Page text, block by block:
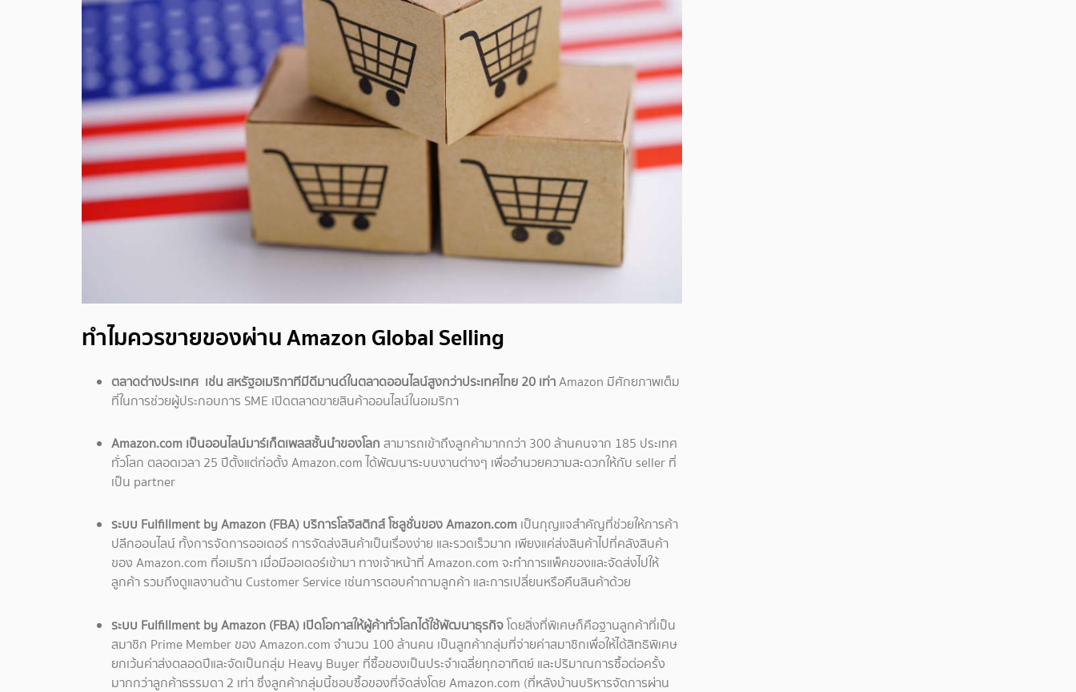
ทำไมควรขายของผ่าน Amazon Global Selling
ตลาดต่างประเทศ เช่น สหรัฐอเมริกาทีมีดีมานด์ในตลาดออนไลน์สูงกว่าประเทศไทย 20 เท่าAmazon มีศักยภาพเต็ม
ที่ในการช่วยผู้ประกอบการ SME เปิดตลาดขายสินค้าออนไลน์ในอเมริกา
Amazon.com เป็นออนไลน์มาร์เก็ตเพลสชั้นนำของโลก สามารถเข้าถึงลูกค้ามากกว่า 300 ล้านคนจาก 185 ประเทศ
ทั่วโลก ตลอดเวลา 25 ปีตั้งแต่ก่อตั้ง Amazon.com ได้พัฒนาระบบงานต่างๆ เพื่ออำนวยความสะดวกให้กับ seller ที่
เป็น partner
ระบบ Fulfillment by Amazon (FBA) บริการโลจิสติกส์ โซลูชั่นของ Amazon.com เป็นกุญแจสำคัญที่ช่วยให้การค้า
ปลีกออนไลน์ ทั้งการจัดการออเดอร์ การจัดส่งสินค้าเป็นเรื่องง่าย และรวดเร็วมาก เพียงแค่ส่งสินค้าไปที่คลังสินค้า
ของ Amazon.com ที่อเมริกา เมื่อมีออเดอร์เข้ามา ทางเจ้าหน้าที่ Amazon.com จะทำการแพ็คของและจัดส่งไปให้
ลูกค้า รวมถึงดูแลงานด้าน Customer Service เช่นการตอบคำถามลูกค้า และการเปลี่ยนหรือคืนสินค้าด้วย
ระบบ Fulfillment by Amazon (FBA) เปิดโอกาสให้ผู้ค้าทั่วโลกได้ใช้พัฒนาธุรกิจโดยสิ่งที่พิเศษก็คือฐานลูกค้าที่เป็น
สมาชิก Prime Member ของ Amazon.com จำนวน 100 ล้านคน เป็นลูกค้ากลุ่มที่จ่ายค่าสมาชิกเพื่อให้ได้สิทธิพิเศษ
ยกเว้นค่าส่งตลอดปีและจัดเป็นกลุ่ม Heavy Buyer ที่ซื้อของเป็นประจำเฉลี่ยทุกอาทิตย์ และปริมาณการซื้อต่อครั้ง
มากกว่าลูกค้าธรรมดา 2 เท่า ซึ่งลูกค้ากลุ่มนี้ชอบซื้อของที่จัดส่งโดย Amazon.com (ที่หลังบ้านบริหารจัดการผ่าน